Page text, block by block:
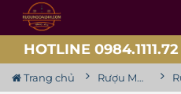
HOTLINE 0984.1111.72
Trang chủ Rượu Macallan